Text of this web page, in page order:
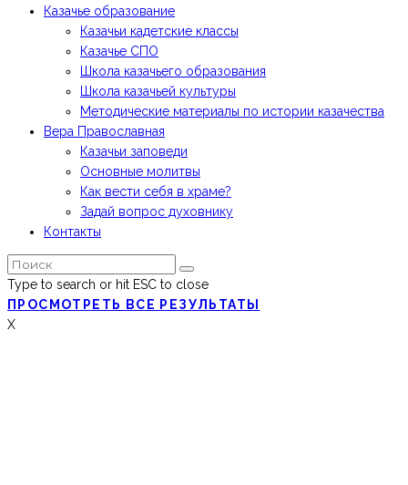
Казачье образование
Казачьи кадетские классы
Казачье СПО
Школа казачьего образования
Школа казачьей культуры
Методические материалы по истории казачества
Вера Православная
Казачьи заповеди
Основные молитвы
Как вести себя в храме?
Задай вопрос духовнику
Контакты
Type to search or hit ESC to close
ПРОСМОТРЕТЬ ВСЕ РЕЗУЛЬТАТЫ
X